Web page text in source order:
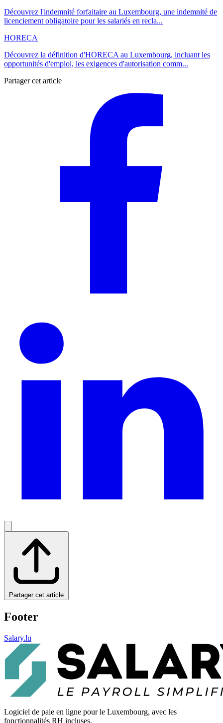
Découvrez l'indemnité forfaitaire au Luxembourg, une indemnité de
licenciement obligatoire pour les salariés en recla...
HORECA
Découvrez la définition d'HORECA au Luxembourg, incluant les
opportunités d'emploi, les exigences d'autorisation comm...
Partager cet article
Partager cet article
Footer
Salary.lu
Logiciel de paie en ligne pour le Luxembourg, avec les
fonctionnalités RH incluses.